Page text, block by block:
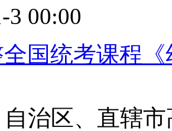
3 00:00
国统考课程
治区、直辖